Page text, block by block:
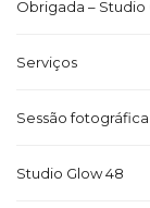
Obrigada – Studio
Serviços
Sessão
Studio Glow 48